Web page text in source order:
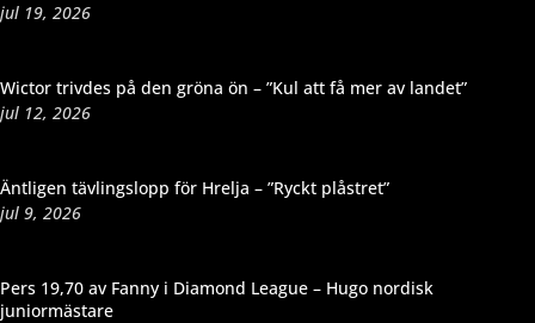
jul 19, 2026
Wictor trivdes på den gröna ön – ”Kul att få mer av landet”
jul 12, 2026
Äntligen tävlingslopp för Hrelja – ”Ryckt plåstret”
jul 9, 2026
Pers 19,70 av Fanny i Diamond League – Hugo nordisk
juniormästare